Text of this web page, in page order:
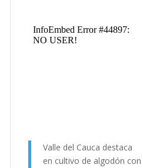
Valle del Cauca destaca
en cultivo de algodón con